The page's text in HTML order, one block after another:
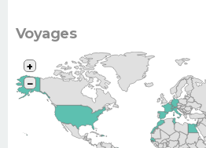
Voyages
+
−